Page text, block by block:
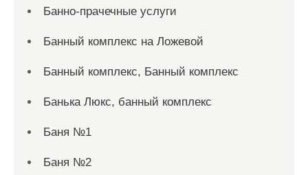
Банно-прачечные услуги
Банный комплекс на Ложевой
Банный комплекс, Банный комплекс
Банька Люкс, банный комплекс
Баня №1
Баня №2